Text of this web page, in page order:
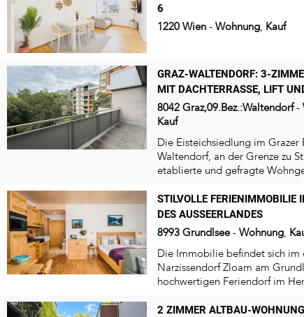
6
1220 Wien - Wohnung, Kauf
GRAZ-WALTENDORF: 3-
MIT DACHTERRASSE, LIFT
8042 Graz,09.Bez.:Waltendorf -
Kauf
Die Eisteichsiedlung im Grazer
Waltendorf, an der Grenze zu
etablierte und gefragte
STILVOLLE FERIENIMMOBILIE
DES AUSSEERLANDES
8993 Grundlsee - Wohnung,
Die Immobilie befindet sich im
Narzissendorf Zloam am
hochwertigen Feriendorf im
2 ZIMMER ALTBAU-